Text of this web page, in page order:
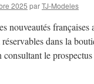
2025 parTJ-Modeles
nouveautés
dans la
consultant le